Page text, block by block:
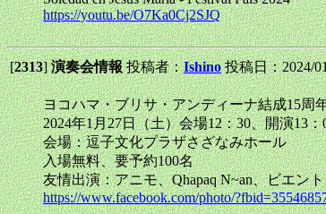
https://youtu.be/O7Ka0Cj2SJQ
[2313]演奏会情報投稿者：Ishino 投稿日：2024/
ヨコハマ・ブリサ・アンディーナ結成15周
2024年1月27日（土）会場12：30、開演13：
会場：逗子文化プラザさざなみホール
入場無料、要予約100名
友情出演：アニモ、Qhapaq N~an、ビエン
https://www.facebook.com/photo/